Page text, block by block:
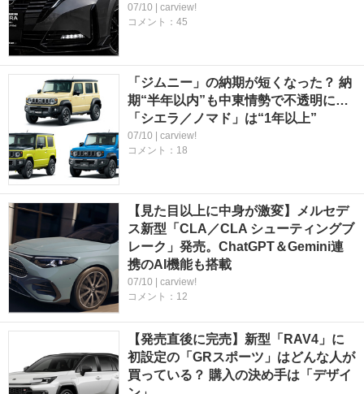
07/10 | carview!
コメント：45
「ジムニー」の納期が短くなった？ 納
期“半年以内”も中東情勢で不透明に…
「シエラ／ノマド」は“1年以上”
07/10 | carview!
コメント：18
【見た目以上に中身が激変】メルセデ
ス新型「CLA／CLA シューティングブ
レーク」発売。ChatGPT＆Gemini連
携のAI機能も搭載
07/10 | carview!
コメント：12
【発売直後に完売】新型「RAV4」に
初設定の「GRスポーツ」はどんな人が
買っている？ 購入の決め手は「デザイ